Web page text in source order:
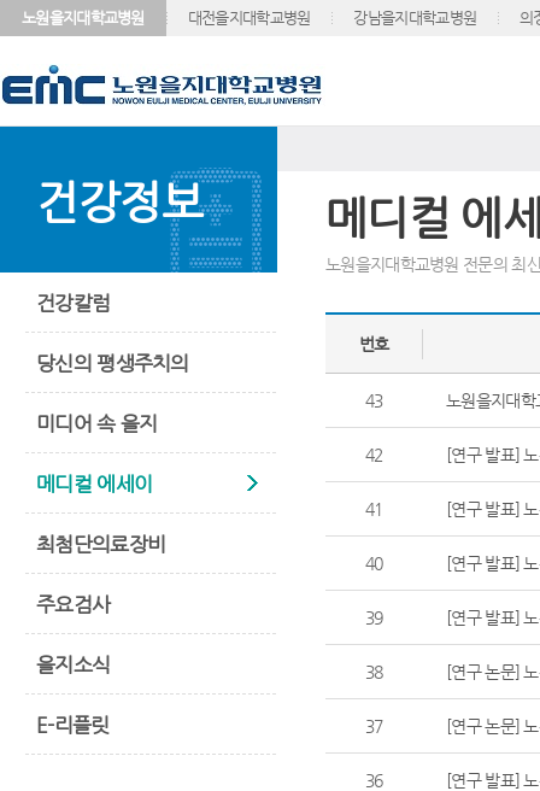
노원을지대학교병원 대전을지대학교병원 강남을지대학교병원 의
건강정보
건강칼럼
당신의 평생주치의
미디어 속 을지
메디컬 에세이
최첨단의료장비
주요검사
을지소식
E-리플릿
메디컬 에
노원을지대학교병원 전문의 최
번호
43 노원을지대
42 [연구 발표]
41 [연구 발표]
40 [연구 발표]
39 [연구 발표]
38 [연구 논문]
37 [연구 논문]
36 [연구 발표]